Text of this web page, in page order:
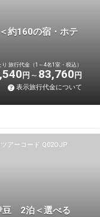
約160の宿・ホテ
旅行代金（1～4名1室・税込）
円 83,760 円
表示旅行代金について
ツアーコード Q02OJP
豆 2泊＜選べる